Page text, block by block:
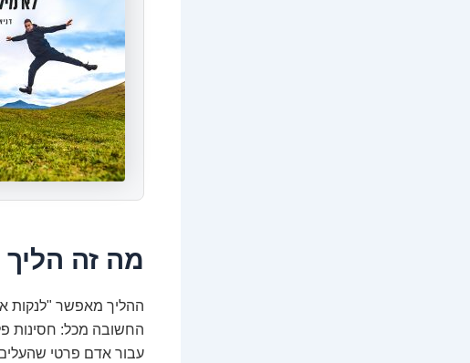
מה זה הליך
ההליך מאפשר "לנקות
החשובה מכל: חסינות
עבור אדם פרטי